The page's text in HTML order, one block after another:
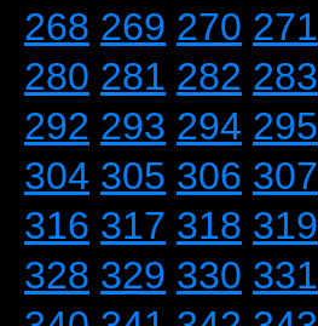
268 269 270 271
280 281 282 283
292 293 294 295
304 305 306 307
316 317 318 319
328 329 330 331